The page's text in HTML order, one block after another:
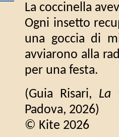
La coccinella
Ogni insetto
una goccia di
avviarono alla
per una festa.
(Guia Risari, La
Padova, 2026)
© Kite 2026